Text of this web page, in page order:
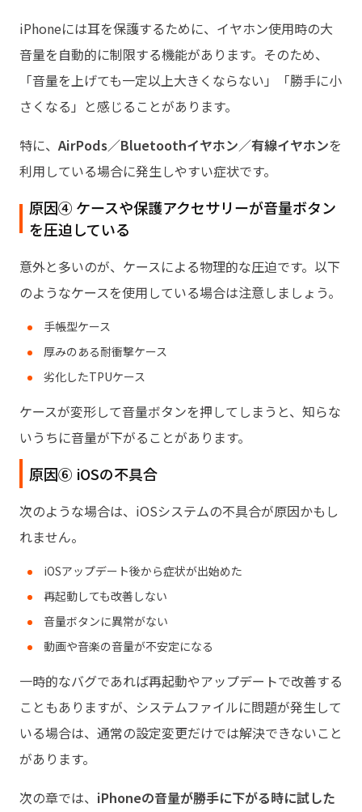
iPhoneには耳を保護するために、イヤホン使用時の大
音量を自動的に制限する機能があります。そのため、
「音量を上げても一定以上大きくならない」「勝手に小
さくなる」と感じることがあります。
特に、 AirPods／Bluetoothイヤホン／有線イヤホンを
利用している場合に発生しやすい症状です。
原因④ ケースや保護アクセサリーが音量ボタン
を圧迫している
意外と多いのが、ケースによる物理的な圧迫です。以下
のようなケースを使用している場合は注意しましょう。
手帳型ケース
厚みのある耐衝撃ケース
劣化したTPUケース
ケースが変形して音量ボタンを押してしまうと、知らな
いうちに音量が下がることがあります。
原因⑥ iOSの不具合
次のような場合は、iOSシステムの不具合が原因かもし
れません。
iOSアップデート後から症状が出始めた
再起動しても改善しない
音量ボタンに異常がない
動画や音楽の音量が不安定になる
一時的なバグであれば再起動やアップデートで改善する
こともありますが、システムファイルに問題が発生して
いる場合は、通常の設定変更だけでは解決できないこと
があります。
次の章では、 iPhoneの音量が勝手に下がる時に試した